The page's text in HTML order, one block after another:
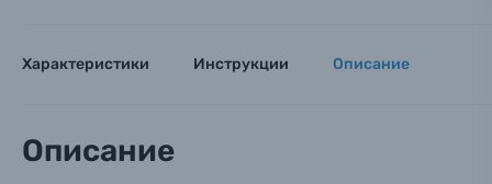
Оптические приборы
Электроника
Вами с
Характеристики Инструкции Описание
Описание